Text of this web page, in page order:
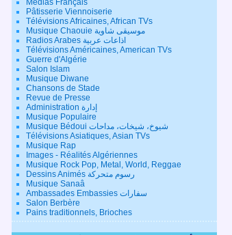
Médias Français
Pâtisserie Viennoiserie
Télévisions Africaines, African TVs
Musique Chaouie موسيقى شاوية
Radios Arabes اذاعات عربية
Télévisions Américaines, American TVs
Guerre d'Algérie
Salon Islam
Musique Diwane
Chansons de Stade
Revue de Presse
Administration إدارة
Musique Populaire
Musique Bédoui شيوخ، شيخات، مداحات
Télévisions Asiatiques, Asian TVs
Musique Rap
Images - Réalités Algériennes
Musique Rock Pop, Metal, World, Reggae
Dessins Animés رسوم متحركة
Musique Sanaâ
Ambassades Embassies سفارات
Salon Berbère
Pains traditionnels, Brioches